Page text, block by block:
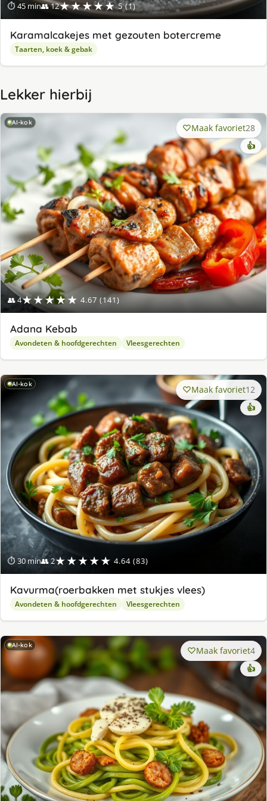
⏱ 45 min👥 12★★★★★ 5 (1)
Karamalcakejes met gezouten botercreme
Taarten, koek & gebak
Lekker hierbij
AI-kok
👥 4★★★★★ 4.67 (141)
Maak favoriet28
👍
Adana Kebab
Avondeten & hoofdgerechten Vleesgerechten
AI-kok
⏱ 30 min👥 2★★★★★ 4.64 (83)
Maak favoriet12
👍
Kavurma(roerbakken met stukjes vlees)
Avondeten & hoofdgerechten Vleesgerechten
AI-kok Maak favoriet4
👍